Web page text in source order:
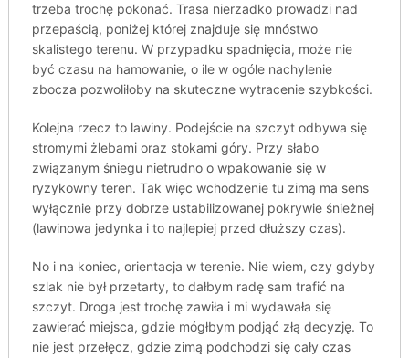
trzeba trochę pokonać. Trasa nierzadko prowadzi nad
przepaścią, poniżej której znajduje się mnóstwo
skalistego terenu. W przypadku spadnięcia, może nie
być czasu na hamowanie, o ile w ogóle nachylenie
zbocza pozwoliłoby na skuteczne wytracenie szybkości.
Kolejna rzecz to lawiny. Podejście na szczyt odbywa się
stromymi żlebami oraz stokami góry. Przy słabo
związanym śniegu nietrudno o wpakowanie się w
ryzykowny teren. Tak więc wchodzenie tu zimą ma sens
wyłącznie przy dobrze ustabilizowanej pokrywie śnieżnej
(lawinowa jedynka i to najlepiej przed dłuższy czas).
No i na koniec, orientacja w terenie. Nie wiem, czy gdyby
szlak nie był przetarty, to dałbym radę sam trafić na
szczyt. Droga jest trochę zawiła i mi wydawała się
zawierać miejsca, gdzie mógłbym podjąć złą decyzję. To
nie jest przełęcz, gdzie zimą podchodzi się cały czas